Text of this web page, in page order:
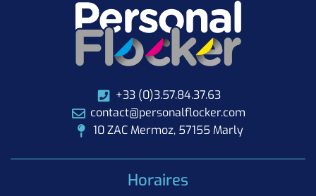
+33 (0)3.57.84.37.63
contact@personalflocker.com
10 ZAC Mermoz, 57155 Marly
Horaires